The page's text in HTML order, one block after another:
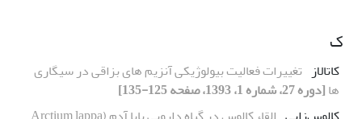
ک
کاتالاز تغییرات فعالیت بیولوژیکی آنزیم های بزاقی در سیگاری
ها[دوره 27، شماره 1، 1393، صفحه 125-135]